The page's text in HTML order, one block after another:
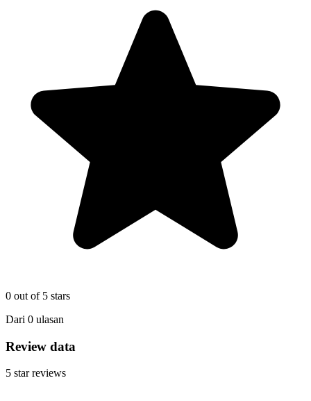
0 out of 5 stars
Dari 0 ulasan
Review data
5 star reviews